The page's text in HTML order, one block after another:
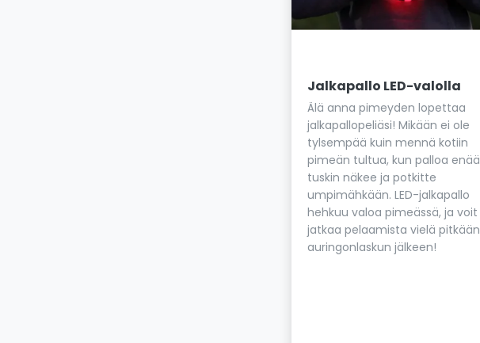
Jalkapallo LED-valolla
Älä anna pimeyden lopettaa
jalkapallopeliäsi! Mikään ei ole
tylsempää kuin mennä kotiin
pimeän tultua, kun palloa enää
tuskin näkee ja potkitte
umpimähkään. LED-jalkapallo
hehkuu valoa pimeässä, ja voit
jatkaa pelaamista vielä pitkään
auringonlaskun jälkeen!